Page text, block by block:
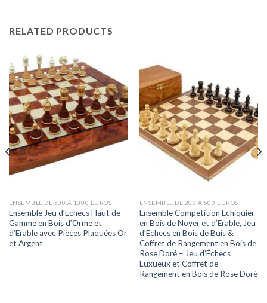
RELATED PRODUCTS
ENSEMBLE DE 500 À 1000 EUROS
Ensemble Jeu d’Echecs Haut de
Gamme en Bois d’Orme et
d’Erable avec Pièces Plaquées Or
et Argent
ENSEMBLE DE 200 À 500 EUROS
Ensemble Competition Echiquier
en Bois de Noyer et d’Erable, Jeu
d’Echecs en Bois de Buis &
Coffret de Rangement en Bois de
Rose Doré – Jeu d’Échecs
Luxueux et Coffret de
Rangement en Bois de Rose Doré